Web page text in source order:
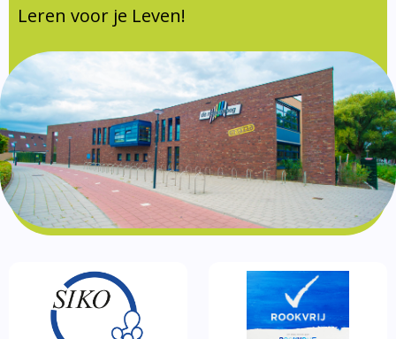
Formulieren
SIKO
Leren voor je Leven!